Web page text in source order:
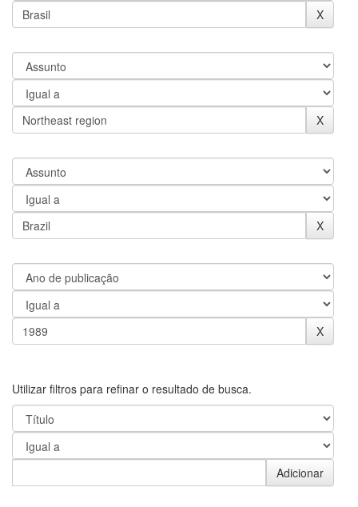
Utilizar filtros para refinar o resultado de busca.